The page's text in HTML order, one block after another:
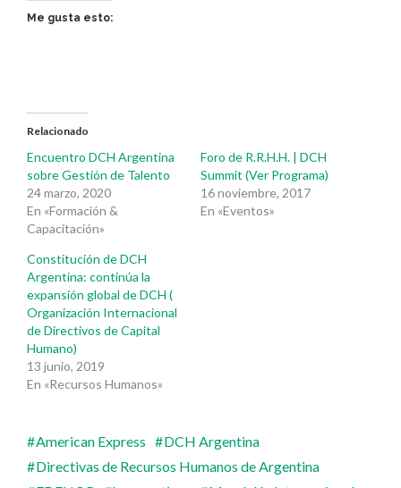
Me gusta esto:
Relacionado
Encuentro DCH Argentina
sobre Gestión de Talento
24 marzo, 2020
En «Formación &
Capacitación»
Foro de R.R.H.H. | DCH
Summit (Ver Programa)
16 noviembre, 2017
En «Eventos»
Constitución de DCH
Argentina: continúa la
expansión global de DCH (
Organización Internacional
de Directivos de Capital
Humano)
13 junio, 2019
En «Recursos Humanos»
American Express
DCH Argentina
Directivas de Recursos Humanos de Argentina